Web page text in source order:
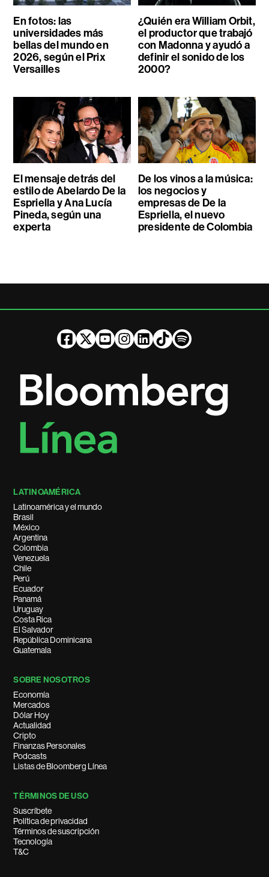
En fotos: las
universidades más
bellas del mundo en
2026, según el Prix
Versailles
¿Quién era William Orbit,
el productor que trabajó
con Madonna y ayudó a
definir el sonido de los
2000?
El mensaje detrás del
estilo de Abelardo De la
Espriella y Ana Lucía
Pineda, según una
experta
De los vinos a la música:
los negocios y
empresas de De la
Espriella, el nuevo
presidente de Colombia
LATINOAMÉRICA
Latinoamérica y el mundo
Brasil
México
Argentina
Colombia
Venezuela
Chile
Perú
Ecuador
Panamá
Uruguay
Costa Rica
El Salvador
República Dominicana
Guatemala
SOBRE NOSOTROS
Economía
Mercados
Dólar Hoy
Actualidad
Cripto
Finanzas Personales
Podcasts
Listas de Bloomberg Línea
TÉRMINOS DE USO
Suscríbete
Política de privacidad
Términos de suscripción
Tecnología
T&C